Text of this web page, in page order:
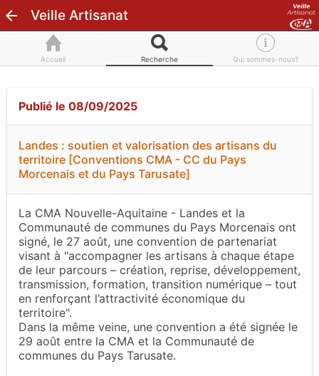
Veille Artisanat
Accueil Recherche Qui sommes-nous?
Publié le 08/09/2025
Landes : soutien et valorisation des artisans du
territoire [Conventions CMA - CC du Pays
Morcenais et du Pays Tarusate]
La CMA Nouvelle-Aquitaine - Landes et la
Communauté de communes du Pays Morcenais ont
signé, le 27 août, une convention de partenariat
visant à "accompagner les artisans à chaque étape
de leur parcours – création, reprise, développement,
transmission, formation, transition numérique – tout
en renforçant l’attractivité économique du
territoire".
Dans la même veine, une convention a été signée le
29 août entre la CMA et la Communauté de
communes du Pays Tarusate.